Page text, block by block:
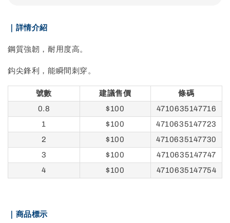
｜詳情介紹
鋼質強韌，耐用度高。
鈎尖鋒利，能瞬間刺穿。
號數 建議售價
條碼
0.8
$100
4710635147716
1
$100
4710635147723
2
$100
4710635147730
3
$100
4710635147747
4
$100 4710635147754
｜商品標示